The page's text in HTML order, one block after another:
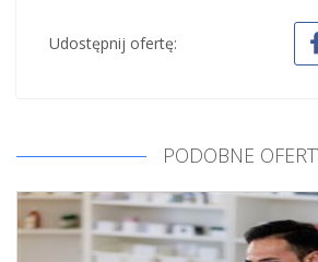
Udostępnij ofertę:
PODOBNE